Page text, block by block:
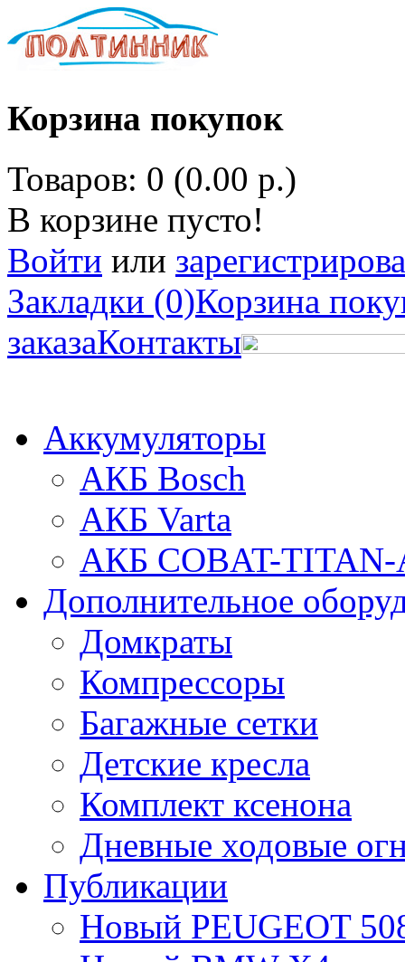
Корзина покупок
Товаров: 0 (0.00 р.)
В корзине пусто!
Войти или
Закладки (0)Корзина
заказаКонтакты
Аккумуляторы
АКБ Bosch
АКБ Varta
АКБ COBAT-
Дополнительное
Домкраты
Компрессоры
Багажные сетки
Детские кресла
Комплект ксенона
Дневные ходовые
Публикации
Новый PEUGEOT